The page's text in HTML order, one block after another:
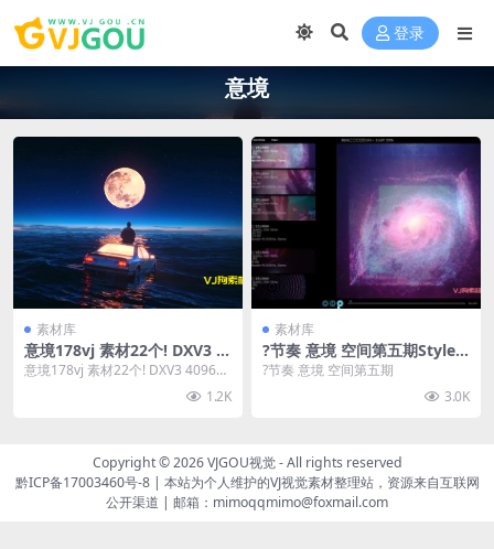
登录
意境
素材库
意境178vj 素材22个! DXV3 4
096X2304 3840×2160 1920X
意境178vj 素材22个! DXV3 4096X2
1.2K
素材库
?节奏 意境 空间第五期Style-8
88
?节奏 意境 空间第五期
3.0K
Copyright © 2026VJGOU视觉- All rights reserved
黔ICP备17003460号-8| 本站为个人维护的VJ视觉素材整理站，资源来自互联网
公开渠道 | 邮箱：mimoqqmimo@foxmail.com